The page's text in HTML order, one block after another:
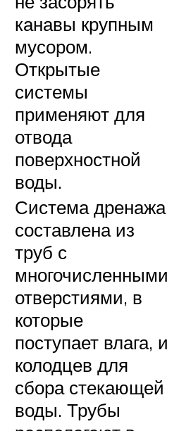
канавы крупным
мусором.
Открытые
системы
применяют для
отвода
поверхностной
воды.
Система дренажа
составлена из
труб с
многочисленными
отверстиями, в
которые
поступает влага, и
колодцев для
сбора стекающей
воды. Трубы